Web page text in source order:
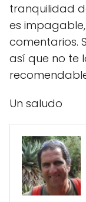
tranquilidad
es
comentarios.
así que no te
Un saludo